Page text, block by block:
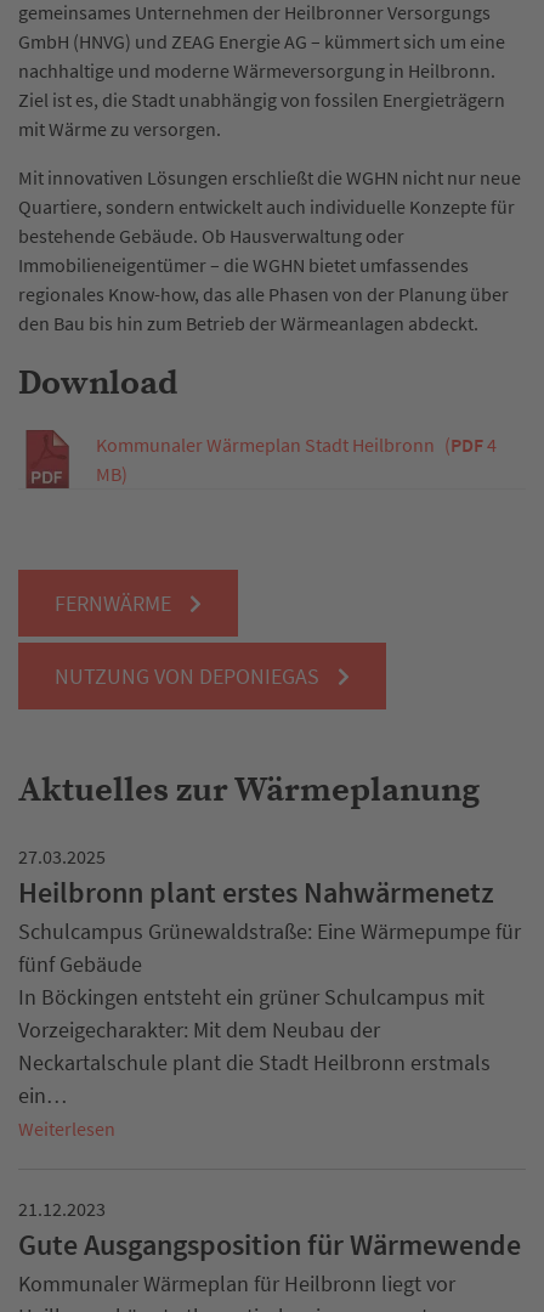
gemeinsames Unternehmen der Heilbronner Versorgungs
GmbH (HNVG) und ZEAG Energie AG – kümmert sich um eine
nachhaltige und moderne Wärmeversorgung in Heilbronn.
Ziel ist es, die Stadt unabhängig von fossilen Energieträgern
mit Wärme zu versorgen.
Mit innovativen Lösungen erschließt die WGHN nicht nur neue
Quartiere, sondern entwickelt auch individuelle Konzepte für
bestehende Gebäude. Ob Hausverwaltung oder
Immobilieneigentümer – die WGHN bietet umfassendes
regionales Know-how, das alle Phasen von der Planung über
den Bau bis hin zum Betrieb der Wärmeanlagen abdeckt.
Download
Kommunaler Wärmeplan Stadt Heilbronn (PDF4
MB)
FERNWÄRME
NUTZUNG VON DEPONIEGAS
Aktuelles zur Wärmeplanung
27.03.2025
Heilbronn plant erstes Nahwärmenetz
Schulcampus Grünewaldstraße: Eine Wärmepumpe für
fünf Gebäude
In Böckingen entsteht ein grüner Schulcampus mit
Vorzeigecharakter: Mit dem Neubau der
Neckartalschule plant die Stadt Heilbronn erstmals
ein…
Weiterlesen
21.12.2023
Gute Ausgangsposition für Wärmewende
Kommunaler Wärmeplan für Heilbronn liegt vor